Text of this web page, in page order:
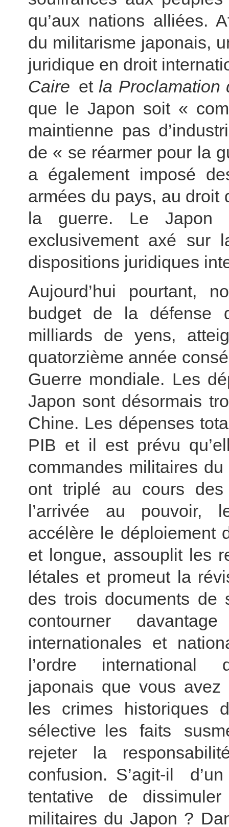
qu’aux nations alliées.
du militarisme japonais,
juridique en droit
Caire etla Proclamation
que le Japon soit «
maintienne pas
de « se réarmer pour la
a également imposé
armées du pays, au droit
la guerre. Le Japon
exclusivement axé sur
dispositions juridiques
Aujourd’hui pourtant,
budget de la défense
milliards de yens,
quatorzième année
Guerre mondiale. Les
Japon sont désormais
Chine. Les dépenses
PIB et il est prévu
commandes militaires
ont triplé au cours des
l’arrivée au pouvoir,
accélère le déploiement
et longue, assouplit les
létales et promeut la
des trois documents de
contourner
internationales et
l’ordre international
japonais que vous
les crimes historiques
sélective les faits
rejeter la
confusion. S’agit-il
tentative de
militaires du Japon ?